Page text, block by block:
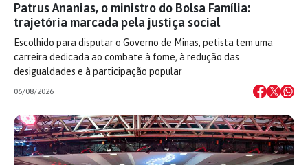
Patrus Ananias, o ministro do Bolsa Família:
trajetória marcada pela justiça social
Escolhido para disputar o Governo de Minas, petista tem uma
carreira dedicada ao combate à fome, à redução das
desigualdades e à participação popular
06/08/2026